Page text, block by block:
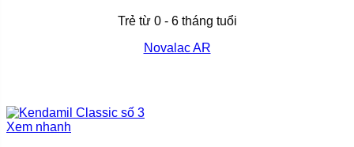
Trẻ từ 0 - 6 tháng tuổi
Novalac AR
Xem nhanh